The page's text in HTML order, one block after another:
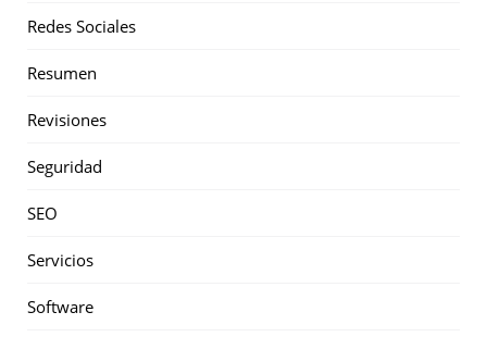
Redes Sociales
Resumen
Revisiones
Seguridad
SEO
Servicios
Software